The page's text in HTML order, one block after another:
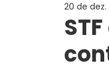
20 de dez.